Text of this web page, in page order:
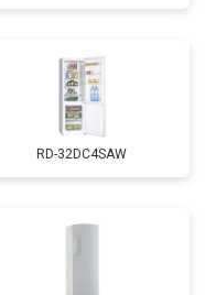
RD-32DC4SAW